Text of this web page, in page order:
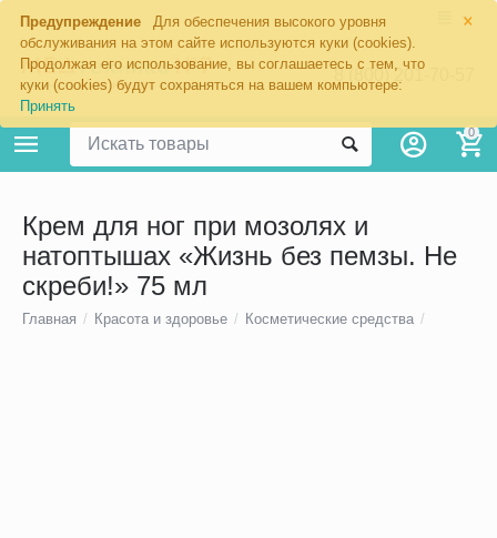
×
Предупреждение
Для обеспечения высокого уровня
обслуживания на этом сайте используются куки (cookies).
Продолжая его использование, вы соглашаетесь с тем, что
куки (cookies) будут сохраняться на вашем компьютере:
Принять
8 (800) 201-70-57
0
Крем для ног при мозолях и
натоптышах «Жизнь без пемзы. Не
скреби!» 75 мл
Главная / Красота и здоровье / Косметические средства /